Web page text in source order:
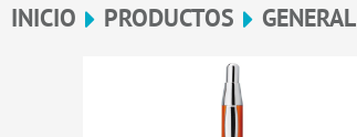
INICIO PRODUCTOS GENERAL